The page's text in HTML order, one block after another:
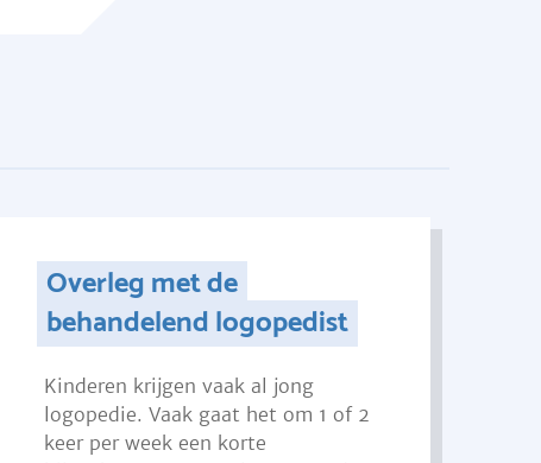
Overleg met de
behandelend logopedist
Kinderen krijgen vaak al jong
logopedie. Vaak gaat het om 1 of 2
keer per week een korte